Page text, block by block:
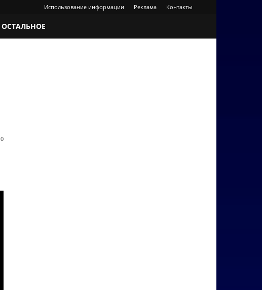
Использование информации Реклама Контакты
ОСТАЛЬНОЕ
0